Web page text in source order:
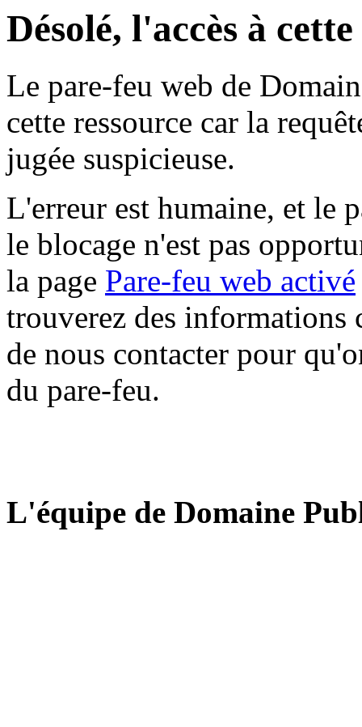
Désolé, l'accès à
Le pare-feu web de
cette ressource car la
jugée suspicieuse.
L'erreur est humaine, et le
le blocage n'est pas
la page Pare-feu web activé
trouverez des informations
de nous contacter pour
du pare-feu.
L'équipe de Domaine